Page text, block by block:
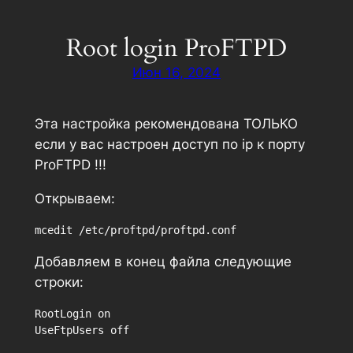
содержимомуRoot login ProFTPD
Июн 16, 2024
Эта настройка рекомендована ТОЛЬКО
если у вас настроен доступ по ip к порту
ProFTPD !!!
Открываем:
mcedit /etc/proftpd/proftpd.conf
Добавляем в конец файла следующие
строки:
RootLogin on
UseFtpUsers off